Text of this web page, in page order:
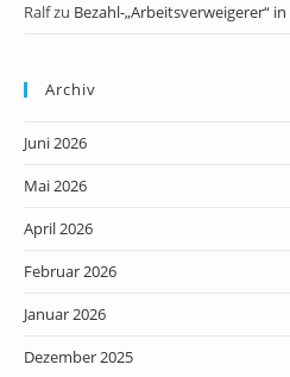
Ralfzu Bezahl-„Arbeitsverweigerer“
Archiv
Juni 2026
Mai 2026
April 2026
Februar 2026
Januar 2026
Dezember 2025